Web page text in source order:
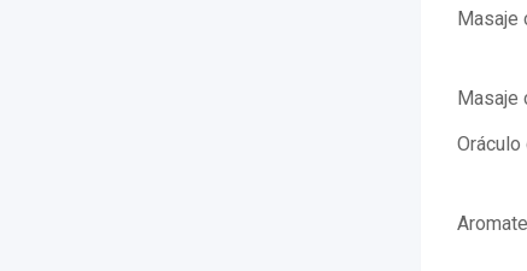
Masaje
Masaje